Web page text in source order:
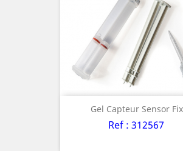
Gel Capteur Sensor Fix
Ref : 312567